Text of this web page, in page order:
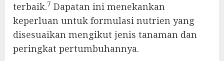
terbaik.7 Dapatan ini menekankan
keperluan untuk formulasi nutrien yang
disesuaikan mengikut jenis tanaman dan
peringkat pertumbuhannya.